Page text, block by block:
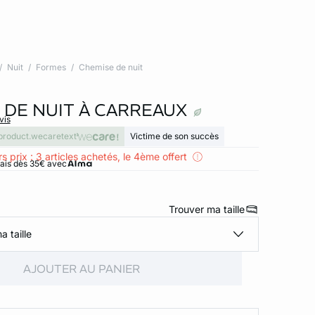
Nuit Formes Chemise de nuit
NUIT À CARREAUX
prix : 3 articles achetés, le 4ème offert
Victime de son succès
dès 35€ avec
Trouver ma taille
taille
AJOUTER AU PANIER